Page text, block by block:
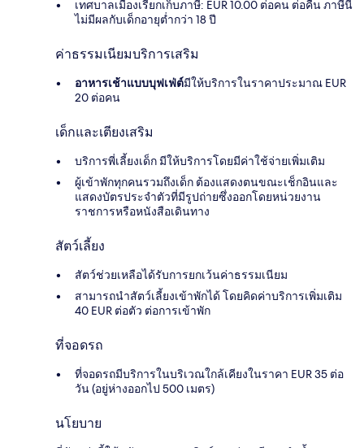
เทศบาลเมืองเรียกเก็บภาษี: EUR 10.00 ต่อคน ต่อคืน ภาษีนี้
ไม่มีผลกับเด็กอายุต่ำกว่า 18 ปี
ค่าธรรมเนียมบริการเสริม
อาหารเช้าแบบบุฟเฟ่ต์มีให้บริการในราคาประมาณ EUR
20 ต่อคน
เด็กและเตียงเสริม
บริการพี่เลี้ยงเด็ก มีให้บริการโดยมีค่าใช้จ่ายเพิ่มเติม
ผู้เข้าพักทุกคนรวมถึงเด็ก ต้องแสดงตนขณะเช็กอินและ
แสดงบัตรประจำตัวที่มีรูปถ่ายซึ่งออกโดยหน่วยงาน
ราชการหรือหนังสือเดินทาง
สัตว์เลี้ยง
สัตว์ช่วยเหลือได้รับการยกเว้นค่าธรรมเนียม
สามารถนำสัตว์เลี้ยงเข้าพักได้ โดยคิดค่าบริการเพิ่มเติม
40 EUR ต่อตัว ต่อการเข้าพัก
ที่จอดรถ
ที่จอดรถมีบริการในบริเวณใกล้เคียงในราคา EUR 35 ต่อ
วัน (อยู่ห่างออกไป 500 เมตร)
นโยบาย